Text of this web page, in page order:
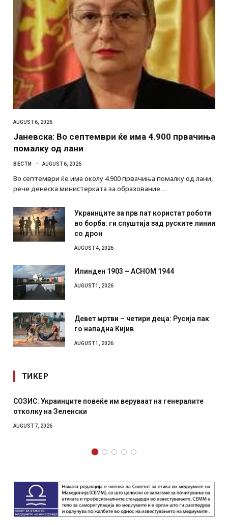
AUGUST 6, 2026
Јаневска: Во септември ќе има 4.900 првачиња
помалку од лани
ВЕСТИ AUGUST 6, 2026
Во септември ќе има околу 4.900 првачиња помалку од лани,
рече денеска министерката за образование…
Украинците за прв пат користат роботи
во борба: ги спуштија зад руските линии
со дрон
AUGUST 4, 2026
Илинден 1903 – АСНОМ 1944
AUGUST 1, 2026
Девет мртви – четири деца: Русија пак
го нападна Кијив
AUGUST 1, 2026
ТИКЕР
Рачна бомба експлодира пред зграда во главниот
српски град – оштетени автомобили и локали
AUGUST 6, 2026